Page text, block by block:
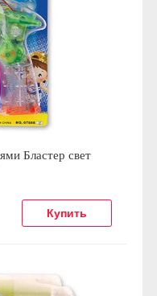
Бластер свет